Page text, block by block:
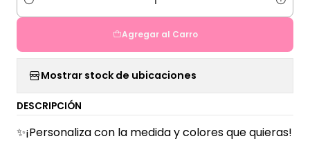
Cantidad
Agregar al Carro
Mostrar stock de ubicaciones
DESCRIPCIÓN
✨¡Personaliza con la medida y colores que quieras!